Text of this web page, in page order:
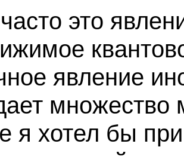
это
явление
множество
я хотел бы